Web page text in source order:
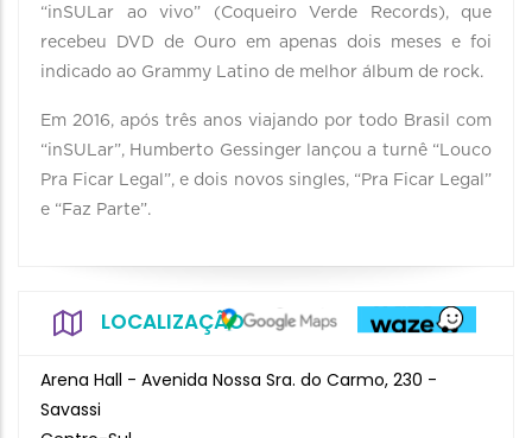
“inSULar ao vivo” (Coqueiro Verde Records), que
recebeu DVD de Ouro em apenas dois meses e foi
indicado ao Grammy Latino de melhor álbum de rock.
Em 2016, após três anos viajando por todo Brasil com
“inSULar”, Humberto Gessinger lançou a turnê “Louco
Pra Ficar Legal”, e dois novos singles, “Pra Ficar Legal”
e “Faz Parte”.
LOCALIZAÇÃO
Arena Hall - Avenida Nossa Sra. do Carmo, 230 -
Savassi